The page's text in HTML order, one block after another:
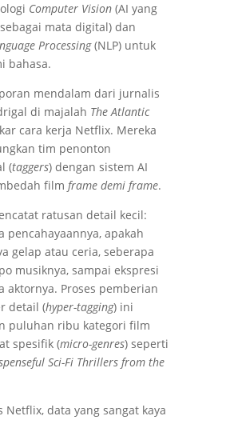
Computer Vision(AI yang
mata digital) dan
Processing(NLP) untuk
bahasa.
mendalam dari jurnalis
di majalah The Atlantic
cara kerja Netflix. Mereka
tim penonton
(taggers) dengan sistem AI
film frame demi frame.
ratusan detail kecil:
pencahayaannya, apakah
gelap atau ceria, seberapa
musiknya, sampai ekspresi
aktornya. Proses pemberian
detail (hyper-tagging) ini
puluhan ribu kategori film
spesifik (micro-genres) seperti
Sci-Fi Thrillers from the
Netflix, data yang sangat kaya